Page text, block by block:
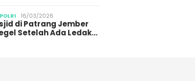
16/03/2026
di Patrang Jember
Setelah Ada Ledak…